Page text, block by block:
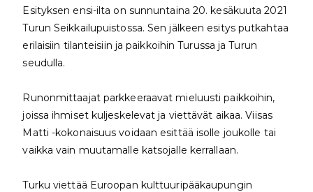
Esityksen ensi-ilta on sunnuntaina 20. kesäkuuta 2021
Turun Seikkailupuistossa. Sen jälkeen esitys putkahtaa
erilaisiin tilanteisiin ja paikkoihin Turussa ja Turun
seudulla.
Runonmittaajat parkkeeraavat mieluusti paikkoihin,
joissa ihmiset kuljeskelevat ja viettävät aikaa. Viisas
Matti -kokonaisuus voidaan esittää isolle joukolle tai
vaikka vain muutamalle katsojalle kerrallaan.
Turku viettää Euroopan kulttuuripääkaupungin